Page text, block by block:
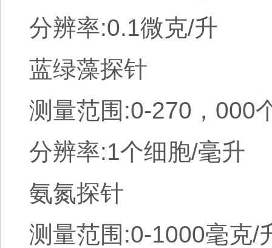
分辨率:0.1微克/升
蓝绿藻探针
测量范围:0-270，000
分辨率:1个细胞/毫升
氨氮探针
测量范围:0-1000毫克/